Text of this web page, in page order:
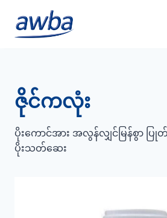
content
ဇိုင်ကလုံး
ပိုးကောင်အား အလွန်လျှင်မြန်စွာ ပ
ပိုးသတ်ဆေး